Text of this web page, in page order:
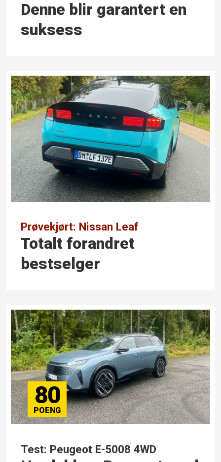
Denne blir garantert en
suksess
Prøvekjørt: Nissan Leaf
Totalt forandret
bestselger
80
Test: Peugeot E-5008 4WD